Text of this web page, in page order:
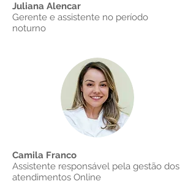
Juliana Alencar
Gerente e assistente no período
noturno
Camila Franco
Assistente responsável pela gestão dos
atendimentos Online